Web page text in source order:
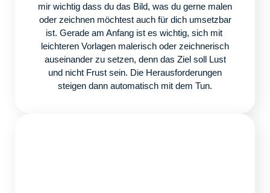
mir wichtig dass du das Bild, was du gerne malen
oder zeichnen möchtest auch für dich umsetzbar
ist. Gerade am Anfang ist es wichtig, sich mit
leichteren Vorlagen malerisch oder zeichnerisch
auseinander zu setzen, denn das Ziel soll Lust
und nicht Frust sein. Die Herausforderungen
steigen dann automatisch mit dem Tun.